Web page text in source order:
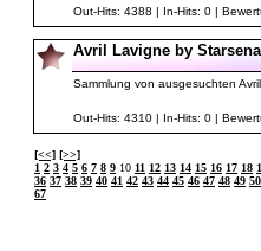
Out-Hits: 4388 | In-Hits: 0 |
Avril Lavigne by Starsenal
Sammlung von ausgesuchten
Out-Hits: 4310 | In-Hits: 0 |
[<<] [>>]
1 2 3 4 5 6 7 8 9 10 11 12 13 14 15 16 17 18
36 37 38 39 40 41 42 43 44 45 46 47 48 49 50
67